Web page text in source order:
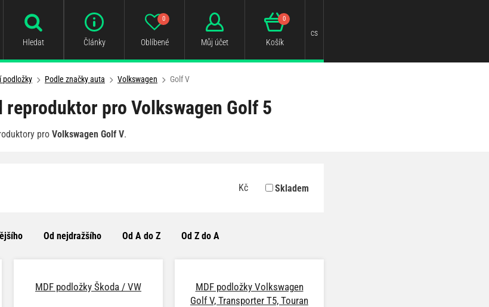
Hledat Články Oblíbené
0
Můj účet Košík
0
cs
podložky Podle značky auta Volkswagen Golf V
reproduktor pro Volkswagen Golf 5
pro Volkswagen Golf V.
Kč Skladem
Od nejdražšího Od A do Z Od Z do A
MDF podložky Škoda / VW
MDF podložky Volkswagen
Golf V, Transporter T5, Touran